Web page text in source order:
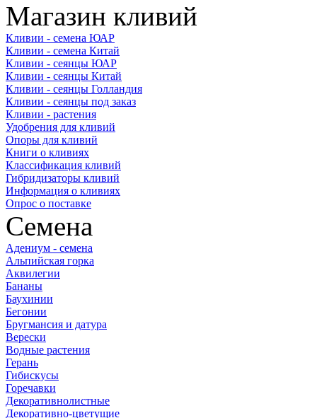
Магазин кливий
Кливии - семена ЮАР
Кливии - семена Китай
Кливии - сеянцы ЮАР
Кливии - сеянцы Китай
Кливии - сеянцы Голландия
Кливии - сеянцы под заказ
Кливии - растения
Удобрения для кливий
Опоры для кливий
Книги о кливиях
Классификация кливий
Гибридизаторы кливий
Информация о кливиях
Опрос о поставке
Семена
Адениум - семена
Альпийская горка
Аквилегии
Бананы
Баухинии
Бегонии
Бругмансия и датура
Верески
Водные растения
Герань
Гибискусы
Горечавки
Декоративнолистные
Декоративно-цветущие